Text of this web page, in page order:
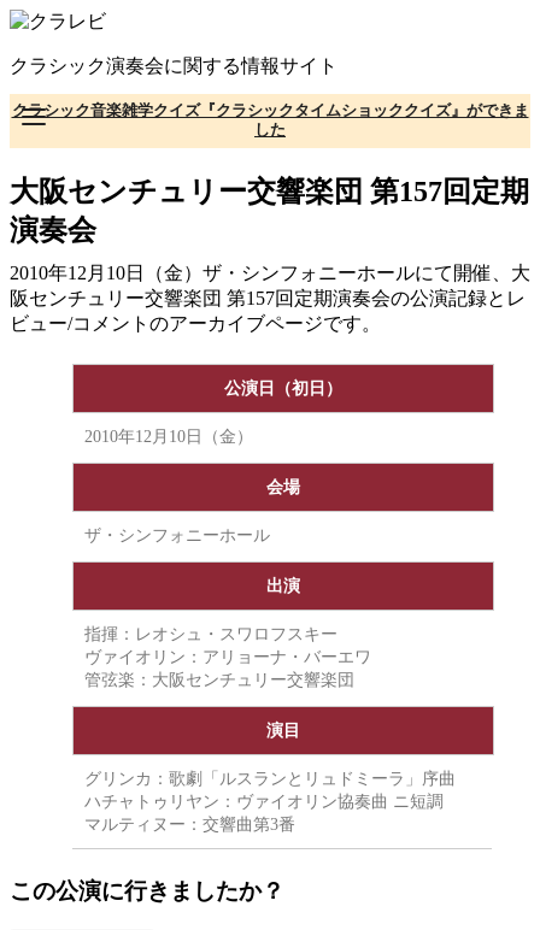
コ
テ
ン
ツ
へ
移
動
クラシック演奏会に関する情報サイト
クラシック音楽雑学クイズ『クラシックタイムショッククイズ』ができま
した
大阪センチュリー交響楽団 第157回定期
演奏会
2010年12月10日（金）ザ・シンフォニーホールにて開催、大
阪センチュリー交響楽団 第157回定期演奏会の公演記録とレ
ビュー/コメントのアーカイブページです。
公演日（初日）
2010年12月10日（金）
会場
ザ・シンフォニーホール
出演
指揮：レオシュ・スワロフスキー
ヴァイオリン：アリョーナ・バーエワ
管弦楽：大阪センチュリー交響楽団
演目
グリンカ：歌劇「ルスランとリュドミーラ」序曲
ハチャトゥリヤン：ヴァイオリン協奏曲 ニ短調
マルティヌー：交響曲第3番
この公演に行きましたか？